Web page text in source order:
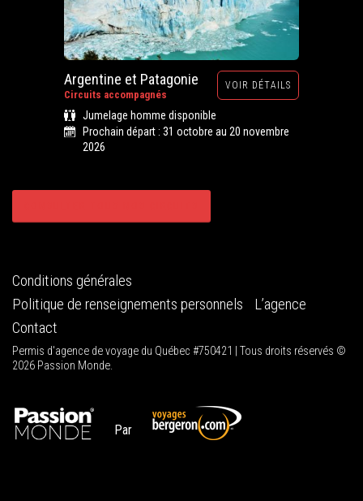
Argentine et Patagonie
Circuits accompagnés
VOIR DÉTAILS
Jumelage homme disponible
Prochain départ : 31 octobre au 20 novembre
2026
Conditions générales
Politique de renseignements personnels
L’agence
Contact
Permis d'agence de voyage du Québec #750421 | Tous droits réservés ©
2026 Passion Monde.
Par